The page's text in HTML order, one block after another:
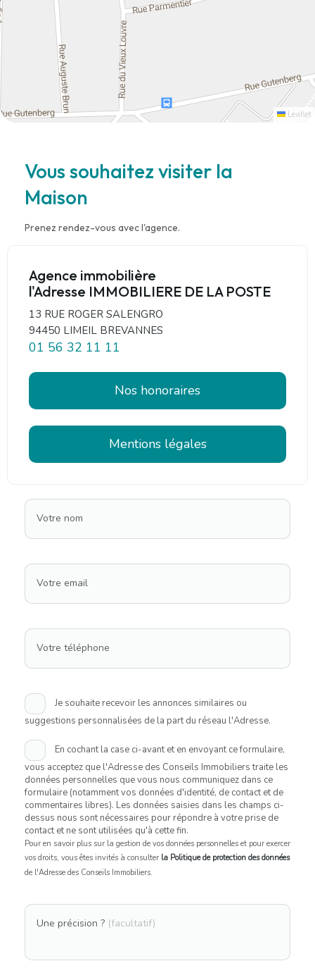
Leaflet
Vous souhaitez visiter la
Maison
Prenez rendez-vous avec l'agence.
Agence immobilière
l'Adresse IMMOBILIERE DE LA POSTE
13 RUE ROGER SALENGRO
94450 LIMEIL BREVANNES
01 56 32 11 11
Nos honoraires
Mentions légales
Votre nom
Votre email
Votre téléphone
Je souhaite recevoir les annonces similaires ou
suggestions personnalisées de la part du réseau l'Adresse.
En cochant la case ci-avant et en envoyant ce formulaire,
vous acceptez que l'Adresse des Conseils Immobiliers traite les
données personnelles que vous nous communiquez dans ce
formulaire (notamment vos données d'identité, de contact et de
commentaires libres). Les données saisies dans les champs ci-
dessus nous sont nécessaires pour répondre à votre prise de
contact et ne sont utilisées qu'à cette fin.
Pour en savoir plus sur la gestion de vos données personnelles et pour exercer
vos droits, vous êtes invités à consulter la Politique de protection des données
de l'Adresse des Conseils Immobiliers.
Une précision ? (facultatif)